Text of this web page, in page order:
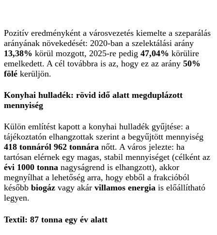
Pozitív eredményként a városvezetés kiemelte a szeparálás
arányának növekedését: 2020-ban a szelektálási arány
13,38% körül mozgott, 2025-re pedig 47,04% körülire
emelkedett. A cél továbbra is az, hogy ez az arány 50%
fölé kerüljön.
Konyhai hulladék: rövid idő alatt megduplázott
mennyiség
Külön említést kapott a konyhai hulladék gyűjtése: a
tájékoztatón elhangzottak szerint a begyűjtött mennyiség
418 tonnáról 962 tonnára nőtt. A város jelezte: ha
tartósan elérnek egy magas, stabil mennyiséget (célként az
évi 1000 tonna nagyságrend is elhangzott), akkor
megnyílhat a lehetőség arra, hogy ebből a frakcióból
később biogáz vagy akár villamos energia is előállítható
legyen.
Textil: 87 tonna egy év alatt